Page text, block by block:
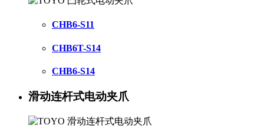
CHB6-S11
CHB6T-S14
CHB6-S14
滑动连杆式电动夹爪